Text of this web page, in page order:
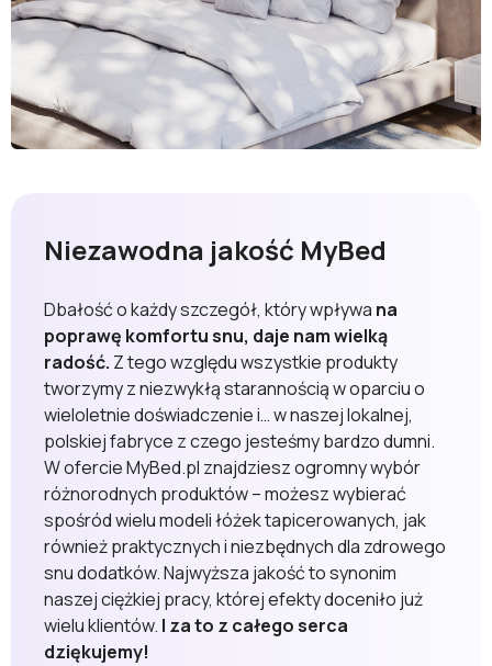
Niezawodna jakość MyBed
Dbałość o każdy szczegół, który wpływa na
poprawę komfortu snu, daje nam wielką
radość. Z tego względu wszystkie produkty
tworzymy z niezwykłą starannością w oparciu o
wieloletnie doświadczenie i… w naszej lokalnej,
polskiej fabryce z czego jesteśmy bardzo dumni.
W ofercie MyBed.pl znajdziesz ogromny wybór
różnorodnych produktów – możesz wybierać
spośród wielu modeli łóżek tapicerowanych, jak
również praktycznych i niezbędnych dla zdrowego
snu dodatków. Najwyższa jakość to synonim
naszej ciężkiej pracy, której efekty doceniło już
wielu klientów. I za to z całego serca
dziękujemy!